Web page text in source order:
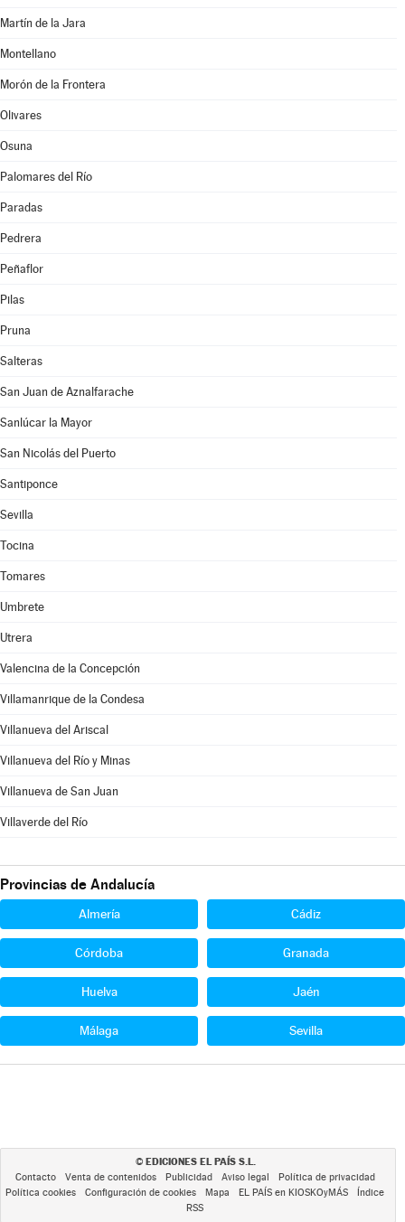
Martín de la Jara
Montellano
Morón de la Frontera
Olivares
Osuna
Palomares del Río
Paradas
Pedrera
Peñaflor
Pilas
Pruna
Salteras
San Juan de Aznalfarache
Sanlúcar la Mayor
San Nicolás del Puerto
Santiponce
Sevilla
Tocina
Tomares
Umbrete
Utrera
Valencina de la Concepción
Villamanrique de la Condesa
Villanueva del Ariscal
Villanueva del Río y Minas
Villanueva de San Juan
Villaverde del Río
Provincias de Andalucía
Almería Cádiz
Córdoba Granada
Huelva Jaén
Málaga Sevilla
© EDICIONES EL PAÍS S.L.
Contacto Venta de contenidos Publicidad Aviso legal
Política de privacidad
Política cookies
Configuración de cookies Mapa EL PAÍS en KIOSKOyMÁS
Índice
RSS